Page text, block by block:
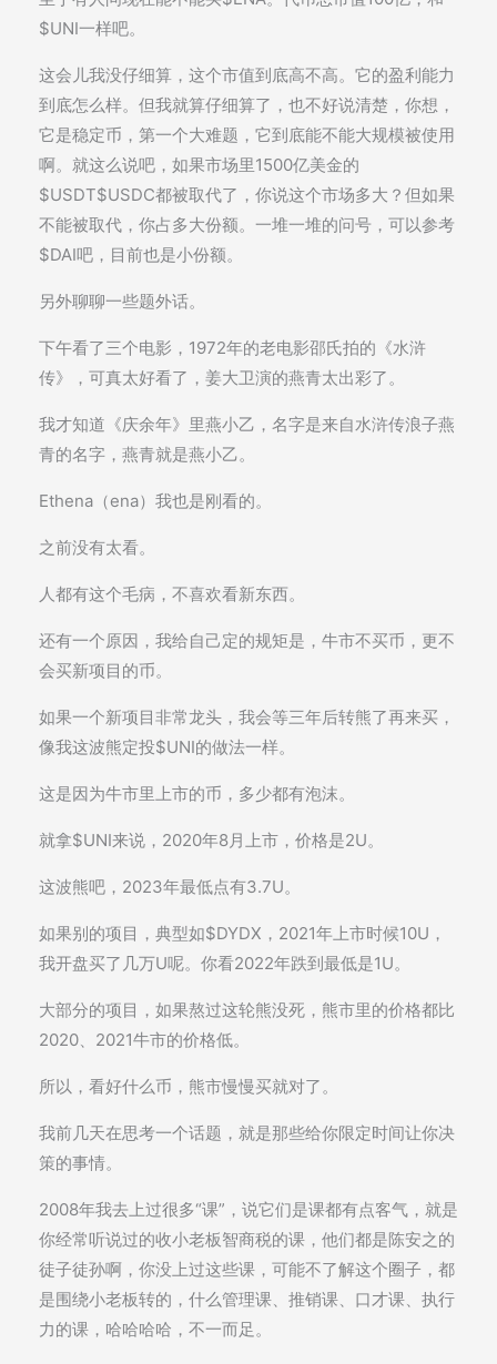
$UNI一样吧。
这会儿我没仔细算，这个市值到底高不高。它的盈利能力
到底怎么样。但我就算仔细算了，也不好说清楚，你想，
它是稳定币，第一个大难题，它到底能不能大规模被使用
啊。就这么说吧，如果市场里1500亿美金的
$USDT$USDC都被取代了，你说这个市场多大？但如果
不能被取代，你占多大份额。一堆一堆的问号，可以参考
$DAI吧，目前也是小份额。
另外聊聊一些题外话。
下午看了三个电影，1972年的老电影邵氏拍的《水浒
传》，可真太好看了，姜大卫演的燕青太出彩了。
我才知道《庆余年》里燕小乙，名字是来自水浒传浪子燕
青的名字，燕青就是燕小乙。
Ethena（ena）我也是刚看的。
之前没有太看。
人都有这个毛病，不喜欢看新东西。
还有一个原因，我给自己定的规矩是，牛市不买币，更不
会买新项目的币。
如果一个新项目非常龙头，我会等三年后转熊了再来买，
像我这波熊定投$UNI的做法一样。
这是因为牛市里上市的币，多少都有泡沫。
就拿$UNI来说，2020年8月上市，价格是2U。
这波熊吧，2023年最低点有3.7U。
如果别的项目，典型如$DYDX，2021年上市时候10U，
我开盘买了几万U呢。你看2022年跌到最低是1U。
大部分的项目，如果熬过这轮熊没死，熊市里的价格都比
2020、2021牛市的价格低。
所以，看好什么币，熊市慢慢买就对了。
我前几天在思考一个话题，就是那些给你限定时间让你决
策的事情。
2008年我去上过很多“课”，说它们是课都有点客气，就是
你经常听说过的收小老板智商税的课，他们都是陈安之的
徒子徒孙啊，你没上过这些课，可能不了解这个圈子，都
是围绕小老板转的，什么管理课、推销课、口才课、执行
力的课，哈哈哈哈，不一而足。